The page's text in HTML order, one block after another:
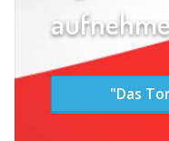
"Das